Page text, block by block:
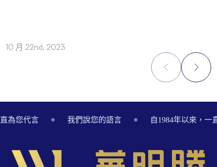
10 月 22nd, 2023
為您代言 我們說您的語言 自1984年以來，一